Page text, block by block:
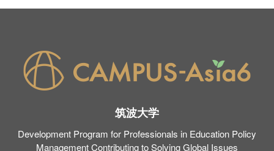
ゲ
ー
ョ
筑波大学
Development Program for Professionals in Education Policy
Management Contributing to Solving Global Issues